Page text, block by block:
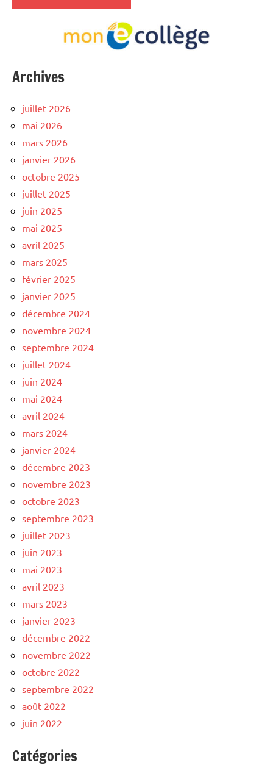
Archives
juillet 2026
mai 2026
mars 2026
janvier 2026
octobre 2025
juillet 2025
juin 2025
mai 2025
avril 2025
mars 2025
février 2025
janvier 2025
décembre 2024
novembre 2024
septembre 2024
juillet 2024
juin 2024
mai 2024
avril 2024
mars 2024
janvier 2024
décembre 2023
novembre 2023
octobre 2023
septembre 2023
juillet 2023
juin 2023
mai 2023
avril 2023
mars 2023
janvier 2023
décembre 2022
novembre 2022
octobre 2022
septembre 2022
août 2022
juin 2022
Catégories